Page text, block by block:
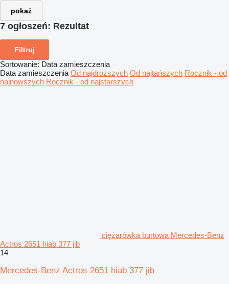
pokaż
7 ogłoszeń: Rezultat
Filtruj
Sortowanie: Data zamieszczenia
Data zamieszczenia Od najdroższych Od najtańszych Rocznik - od
najnowszych Rocznik - od najstarszych
ciężarówka burtowa Mercedes-Benz
Actros 2651 hiab 377 jib
14
Mercedes-Benz Actros 2651 hiab 377 jib